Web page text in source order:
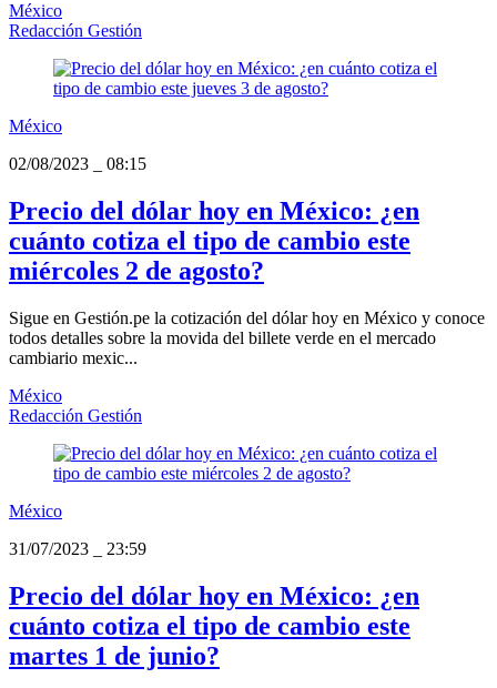
México
Redacción Gestión
México
02/08/2023
08:15
Precio del dólar hoy en México: ¿en
cuánto cotiza el tipo de cambio este
miércoles 2 de agosto?
Sigue en Gestión.pe la cotización del dólar hoy en México y conoce
todos detalles sobre la movida del billete verde en el mercado
cambiario mexic...
México
Redacción Gestión
México
31/07/2023
23:59
Precio del dólar hoy en México: ¿en
cuánto cotiza el tipo de cambio este
martes 1 de junio?